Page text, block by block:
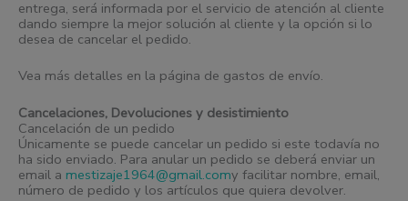
entrega, será informada por el servicio de atención al cliente
dando siempre la mejor solución al cliente y la opción si lo
desea de cancelar el pedido.
Vea más detalles en la página de gastos de envío.
Cancelaciones, Devoluciones y desistimiento
Cancelación de un pedido
Únicamente se puede cancelar un pedido si este todavía no
ha sido enviado. Para anular un pedido se deberá enviar un
email a mestizaje1964@gmail.comy facilitar nombre, email,
número de pedido y los artículos que quiera devolver.